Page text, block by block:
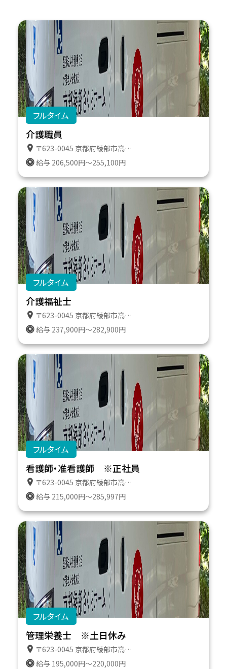
フルタイム
介護職員
〒623-0045 京都府綾部市高津町遠所１番地６１１
給与 206,500円～255,100円
フルタイム
介護福祉士
〒623-0045 京都府綾部市高津町遠所１番地６１１
給与 237,900円～282,900円
フルタイム
看護師・准看護師 ※正社員
〒623-0045 京都府綾部市高津町遠所１番地６１１
給与 215,000円～285,997円
フルタイム
管理栄養士 ※土日休み
〒623-0045 京都府綾部市高津町遠所１番地６１１
給与 195,000円～220,000円